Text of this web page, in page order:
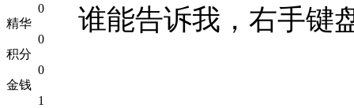
0
精华
0
积分
0
金钱
1
谁能告诉我，右手键